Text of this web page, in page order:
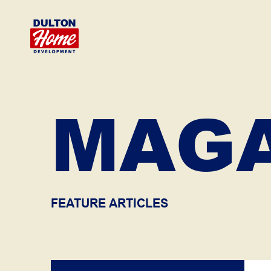
FEATURE ARTICLES